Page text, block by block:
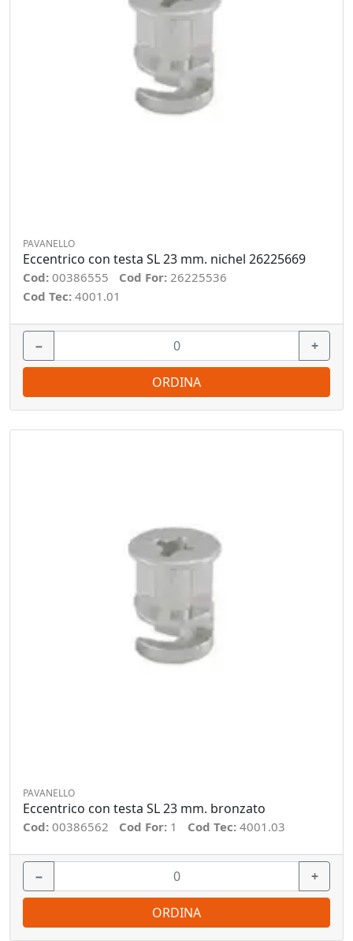
PAVANELLO
Eccentrico con testa SL 23 mm. nichel 26225669
Cod: 00386555 Cod For: 26225536
Cod Tec: 4001.01
− +
ORDINA
PAVANELLO
Eccentrico con testa SL 23 mm. bronzato
Cod: 00386562 Cod For: 1 Cod Tec: 4001.03
− +
ORDINA